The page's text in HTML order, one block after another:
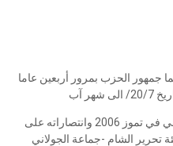
جمهور الحزب بمرور أربعين عاما
آب
- انتصارات حزب الله على العدو الصهيوني في تموز 2006 وانتصاراته على
تحرير الشام -جماعة الجولاني